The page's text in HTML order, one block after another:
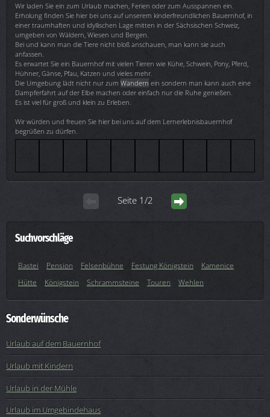
Wir laden Sie ein zum Urlaub machen, Ferien oder zum Ausspannen ein.
Erholung finden Sie hier bei uns auf unserem kinderfreundlichen Bauernhof, in
einer traumhaften und idyllischen Lage mitten in der Sächsischen Schweiz,
umgeben von Wäldern, Wiesen und Bergen.
Bei und kann man die Tiere nicht bloß anschauen, man kann sie auch
anfassen.
Es erwartet Sie ein Bauernhof mit vielen Tieren wie Kühe, Schwein, Pony, Pferd,
Hühner, Gänse, Pfau, Katzen und vieles mehr.
Die Umgebung lädt nicht nur zum Wandern ein sondern man kann auch eine
Dampferfahrt auf der Elbe machen oder einfach nur die Ruhe genießen.
Es ist viel für groß und klein zu Erleben.
Wir würden und freuen Sie hier bei uns auf dem Lernerlebnisbauernhof
begrüßen zu dürfen.
Seite 1/2
Suchvorschläge
Bastei Pension Felsenbühne Festung Königstein
Kamenice
Hütte
Königstein Schrammsteine Touren Wehlen
Sonderwünsche
Urlaub auf dem Bauernhof
Urlaub mit Kindern
Urlaub in der Mühle
Urlaub im Umgebindehaus